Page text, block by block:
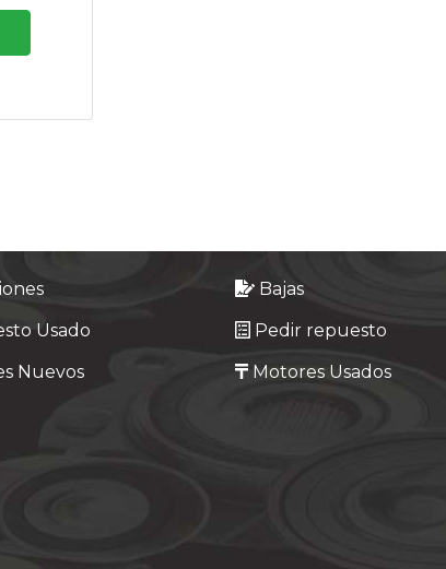
Bajas
Usado
Pedir repuesto
Nuevos Motores Usados